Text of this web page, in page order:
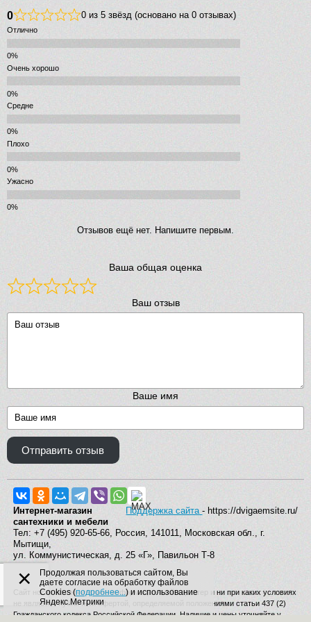
0 0 из 5 звёзд (основано на 0 отзывах)
Отлично
Очень хорошо
Средне
Плохо
Ужасно
Отзывов ещё нет. Напишите первым.
Ваша общая оценка
Ваш отзыв
Ваше имя
Отправить отзыв
Поддержка сайта- https://dvigaemsite.ru/
Интернет-магазин
сантехники и мебели
Тел: +7 (495) 920-65-66, Россия, 141011, Московская обл., г.
Мытищи,
ул. Коммунистическая, д. 25 «Г», Павильон Т-8
Сайт носит исключительно информационный характер и ни при каких условиях
не является публичной офертой, определяемой положениями статьи 437 (2)
Гражданского кодекса Российской Федерации. Наличие и цены уточняйте у
×
Продолжая пользоваться сайтом, Вы
даете согласие на обработку файлов
Cookies (подробнее...) и использование
Яндекс.Метрики